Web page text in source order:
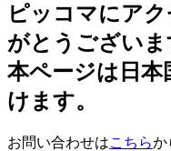
ピッコマにア
がとうございま
本ページは日
けます。
お問い合わせはこちらか